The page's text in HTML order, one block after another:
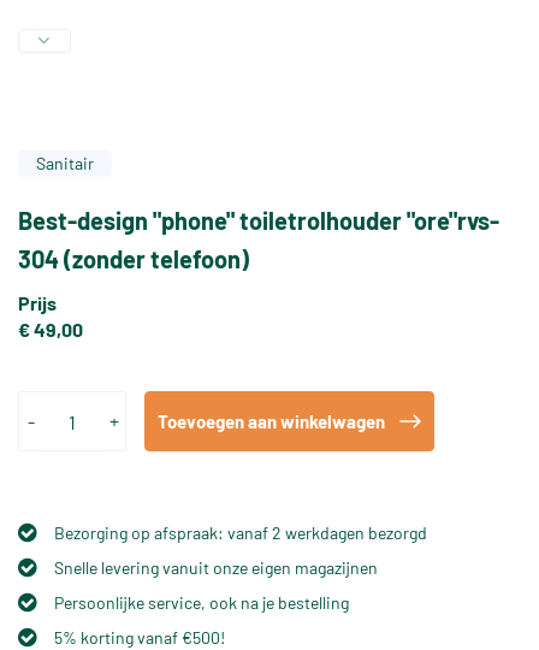
Sanitair
Best-design "phone" toiletrolhouder "ore"rvs-
304 (zonder telefoon)
Prijs
€ 49,00
- + Toevoegen aan winkelwagen
Bezorging op afspraak: vanaf 2 werkdagen bezorgd
Snelle levering vanuit onze eigen magazijnen
Persoonlijke service, ook na je bestelling
5% korting vanaf €500!